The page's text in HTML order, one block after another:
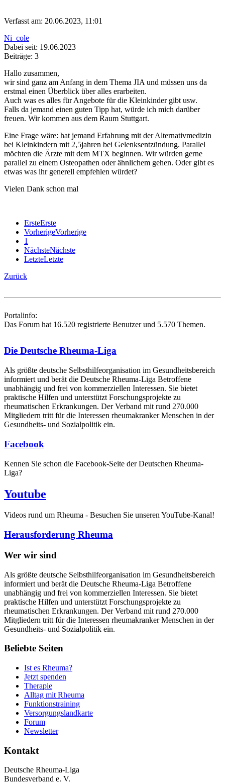
Verfasst am: 20.06.2023, 11:01
Ni_cole
Dabei seit: 19.06.2023
Beiträge: 3
Hallo zusammen,
wir sind ganz am Anfang in dem Thema JIA und müssen uns da
erstmal einen Überblick über alles erarbeiten.
Auch was es alles für Angebote für die Kleinkinder gibt usw.
Falls da jemand einen guten Tipp hat, würde ich mich darüber
freuen. Wir kommen aus dem Raum Stuttgart.
Eine Frage wäre: hat jemand Erfahrung mit der Alternativmedizin
bei Kleinkindern mit 2,5jahren bei Gelenksentzündung. Parallel
möchten die Ärzte mit dem MTX beginnen. Wir würden gerne
parallel zu einem Osteopathen oder ähnlichem gehen. Oder gibt es
etwas was ihr generell empfehlen würdet?
Vielen Dank schon mal
ErsteErste
VorherigeVorherige
1
NächsteNächste
LetzteLetzte
Zurück
Portalinfo:
Das Forum hat 16.520 registrierte Benutzer und 5.570 Themen.
Die Deutsche Rheuma-Liga
Als größte deutsche Selbsthilfe­organisation im Gesundheitsbereich
informiert und berät die Deutsche Rheuma-Liga Betroffene
unabhängig und frei von kommerziellen Interessen. Sie bietet
praktische Hilfen und unterstützt Forschungsprojekte zu
rheumatischen Erkrankungen. Der Verband mit rund 270.000
Mitgliedern tritt für die Interessen rheumakranker Menschen in der
Gesundheits- und Sozialpolitik ein.
Facebook
Kennen Sie schon die Facebook-Seite der Deutschen Rheuma-
Liga?
Youtube
Videos rund um Rheuma - Besuchen Sie unseren YouTube-Kanal!
Herausforderung Rheuma
Wer wir sind
Als größte deutsche Selbsthilfeorganisation im Gesundheitsbereich
informiert und berät die Deutsche Rheuma-Liga Betroffene
unabhängig und frei von kommerziellen Interessen. Sie bietet
praktische Hilfen und unterstützt Forschungsprojekte zu
rheumatischen Erkrankungen. Der Verband mit rund 270.000
Mitgliedern tritt für die Interessen rheumakranker Menschen in der
Gesundheits- und Sozialpolitik ein.
Beliebte Seiten
Ist es Rheuma?
Jetzt spenden
Therapie
Alltag mit Rheuma
Funktionstraining
Versorgungslandkarte
Forum
Newsletter
Kontakt
Deutsche Rheuma-Liga
Bundesverband e. V.